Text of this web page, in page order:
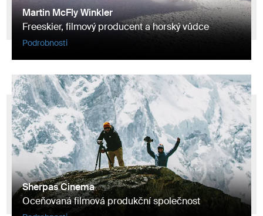
Martin McFly Winkler
Freeskier, filmový producent a horský vůdce
Podrobnosti
Sherpas Cinema
Oceňovaná filmová produkční společnost